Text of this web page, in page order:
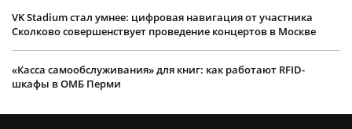
VK Stadium стал умнее: цифровая навигация от участника
Сколково совершенствует проведение концертов в Москве
«Касса самообслуживания» для книг: как работают RFID-
шкафы в ОМБ Перми